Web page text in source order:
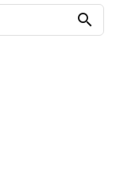
search